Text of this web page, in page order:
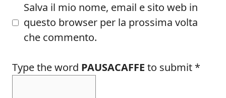
Salva il mio nome, email e sito web in
questo browser per la prossima volta
che commento.
Type the word PAUSACAFFE to submit *